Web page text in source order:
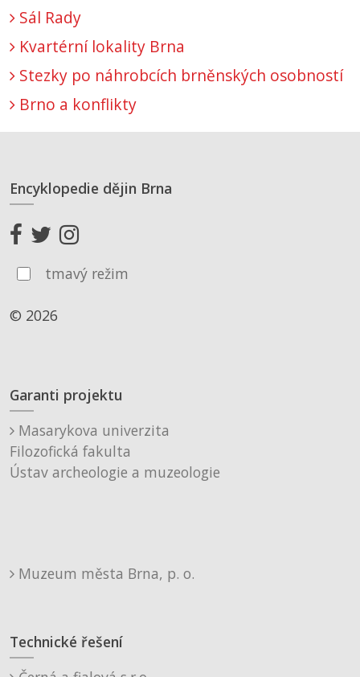
Sál Rady
Kvartérní lokality Brna
Stezky po náhrobcích brněnských osobností
Brno a konflikty
Encyklopedie dějin Brna
tmavý režim
© 2026
Garanti projektu
Masarykova univerzita
Filozofická fakulta
Ústav archeologie a muzeologie
Muzeum města Brna, p. o.
Technické řešení